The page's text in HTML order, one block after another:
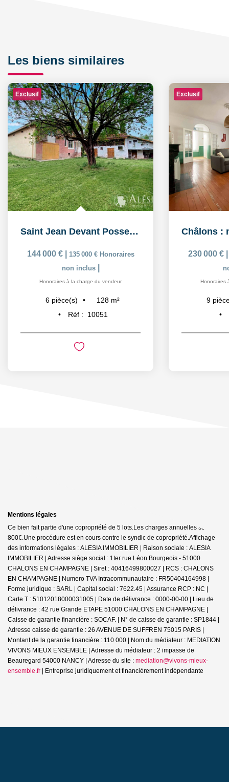
Les biens similaires
Exclusif
Saint Jean Devant Possesse : maison de charme avec...
144 000 € 135 000 € Honoraires
non inclus
Honoraires à la charge du vendeur
6 pièce(s) 128 m²
Réf :
10051
Exclusif
230 000 €
Honoraires
9
Mentions légales
Ce bien fait partie d'une copropriété de 5 lots.Les charges annuelles sont de
800€.Une procédure est en cours contre le syndic de copropriété.Affichage
des informations légales : ALESIA IMMOBILIER | Raison sociale : ALESIA
IMMOBILIER | Adresse siège social : 1ter rue Léon Bourgeois - 51000
CHALONS EN CHAMPAGNE | Siret : 40416499800027 | RCS : CHALONS
EN CHAMPAGNE | Numero TVA Intracommunautaire : FR50404164998 |
Forme juridique : SARL | Capital social : 7622.45 | Assurance RCP : NC |
Carte T : 51012018000031005 | Date de délivrance : 0000-00-00 | Lieu de
délivrance : 42 rue Grande ETAPE 51000 CHALONS EN CHAMPAGNE |
Caisse de garantie financière : SOCAF. | N° de caisse de garantie : SP1844 |
Adresse caisse de garantie : 26 AVENUE DE SUFFREN 75015 PARIS |
Montant de la garantie financière : 110 000 | Nom du médiateur : MEDIATION
VIVONS MIEUX ENSEMBLE | Adresse du médiateur : 2 impasse de
Beauregard 54000 NANCY | Adresse du site : mediation@vivons-mieux-
ensemble.fr | Entreprise juridiquement et financièrement indépendante